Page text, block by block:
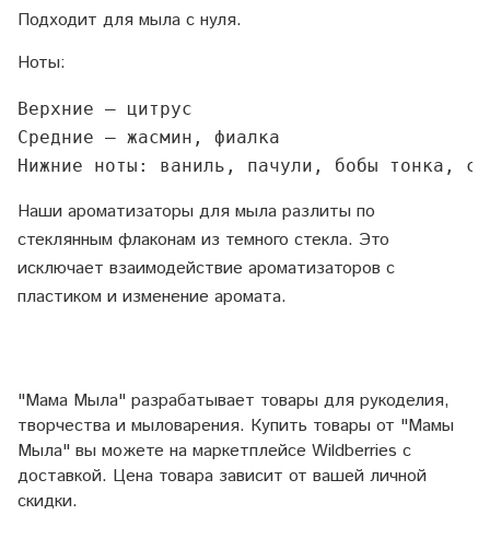
Подходит для мыла с нуля.
Ноты:
Верхние – цитрус
Средние – жасмин, фиалка
Нижние ноты: ваниль, пачули, бобы тонка,
Наши ароматизаторы для мыла разлиты по
стеклянным флаконам из темного стекла. Это
исключает взаимодействие ароматизаторов с
пластиком и изменение аромата.
"Мама Мыла" разрабатывает товары для рукоделия,
творчества и мыловарения. Купить товары от "Мамы
Мыла" вы можете на маркетплейсе Wildberries с
доставкой. Цена товара зависит от вашей личной
скидки.